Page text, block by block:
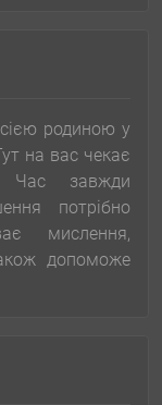
родиною у
на вас чекає
Час завжди
потрібно
мислення,
допоможе